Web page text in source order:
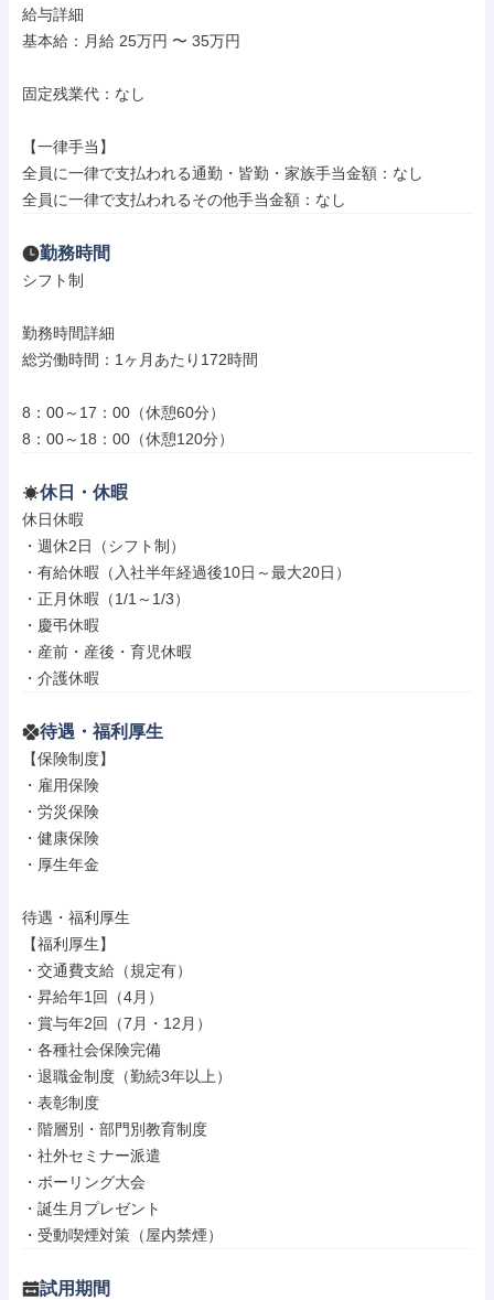
給与詳細
基本給：月給 25万円 〜 35万円
固定残業代：なし
【一律手当】
全員に一律で支払われる通勤・皆勤・家族手当金額：なし
全員に一律で支払われるその他手当金額：なし
勤務時間
シフト制
勤務時間詳細
総労働時間：1ヶ月あたり172時間
8：00～17：00（休憩60分）
8：00～18：00（休憩120分）
休日・休暇
休日休暇
・週休2日（シフト制）
・有給休暇（入社半年経過後10日～最大20日）
・正月休暇（1/1～1/3）
・慶弔休暇
・産前・産後・育児休暇
・介護休暇
待遇・福利厚生
【保険制度】
・雇用保険
・労災保険
・健康保険
・厚生年金
待遇・福利厚生
【福利厚生】
・交通費支給（規定有）
・昇給年1回（4月）
・賞与年2回（7月・12月）
・各種社会保険完備
・退職金制度（勤続3年以上）
・表彰制度
・階層別・部門別教育制度
・社外セミナー派遣
・ボーリング大会
・誕生月プレゼント
・受動喫煙対策（屋内禁煙）
試用期間